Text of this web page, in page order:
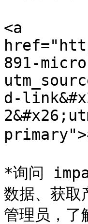
<a
891-
d-
primary">
*询问
数据、获取
管理员，